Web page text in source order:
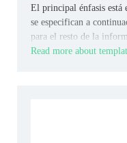
El principal énfasis
se especifican a
para el resto de la
Read more about